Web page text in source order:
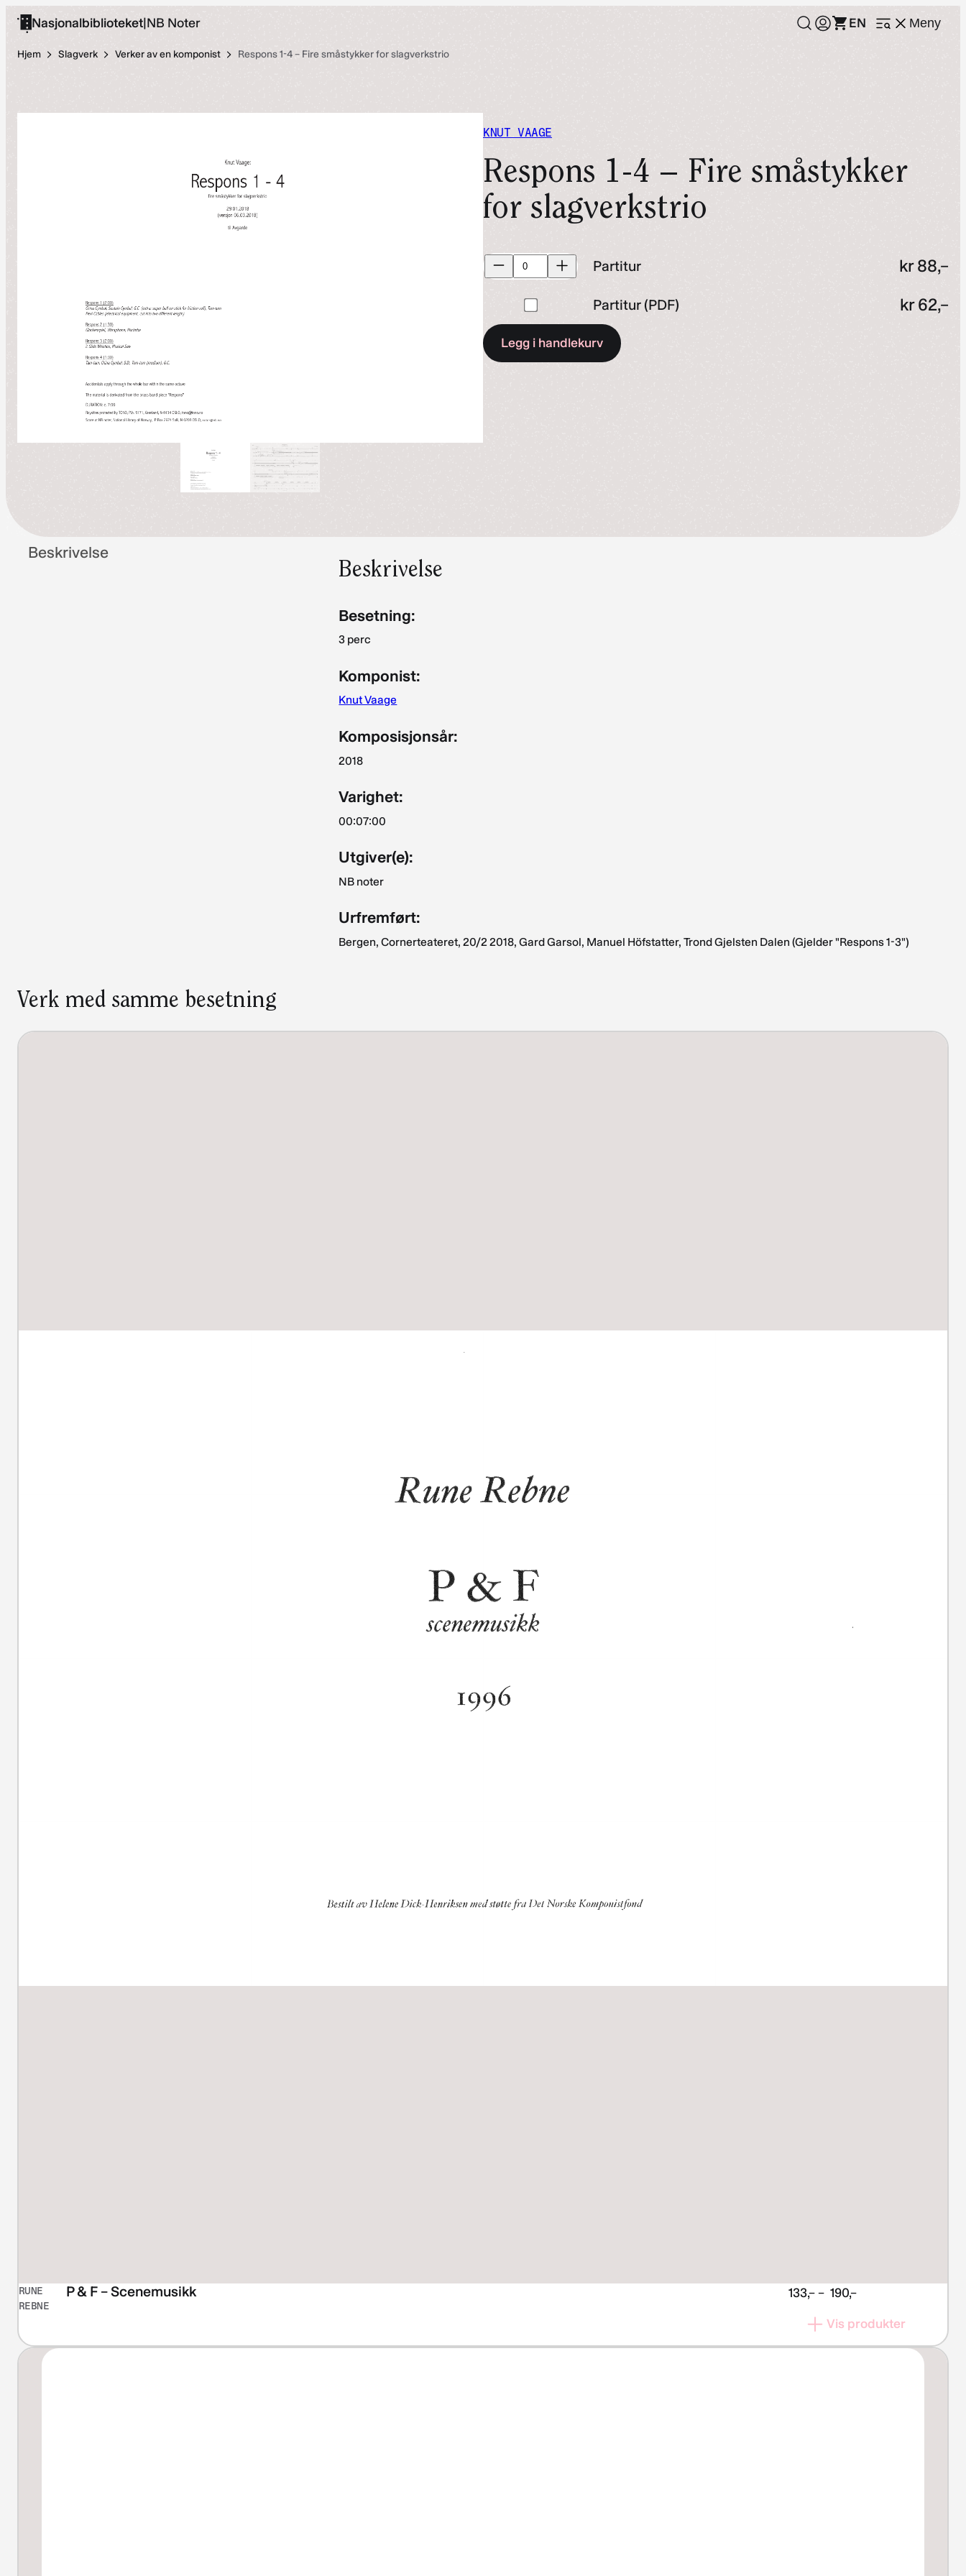
Hopp
innhold
Nasjonalbiblioteket|NB Noter EN Meny
Åpne
Hjem Slagverk Verker av en komponist Respons 1-4 – Fire småstykker for slagverkstrio
KNUT VAAGE
Respons 1-4 – Fire småstykker
for slagverkstrio
Partitur
antall
Partitur kr88,–
Kjøp
en
av
Partitur
Partitur (PDF) kr62,–
Legg i handlekurv
Beskrivelse
Beskrivelse
Besetning:
3 perc
Komponist:
Knut Vaage
Komposisjonsår:
2018
Varighet:
00:07:00
Utgiver(e):
NB noter
Urfremført:
Bergen, Cornerteateret, 20/2 2018, Gard Garsol, Manuel Höfstatter, Trond Gjelsten Dalen (Gjelder "Respons 1-3")
Verk med samme besetning
RUNE
REBNE
P & F – Scenemusikk 133,–– 190,–Prisområde:
til
kr 190,–
Vis produkter